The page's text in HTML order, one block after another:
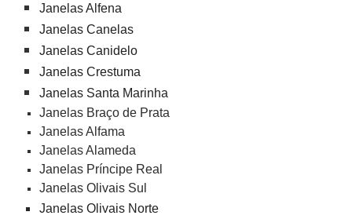
Janelas Alfena
Janelas Canelas
Janelas Canidelo
Janelas Crestuma
Janelas Santa Marinha
Janelas Braço de Prata
Janelas Alfama
Janelas Alameda
Janelas Príncipe Real
Janelas Olivais Sul
Janelas Olivais Norte